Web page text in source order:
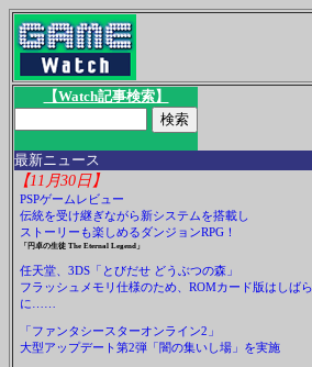
【Watch記事検索】
最新ニュース
【11月30日】
PSPゲームレビュー
伝統を受け継ぎながら新システムを搭載し
ストーリーも楽しめるダンジョンRPG！
「円卓の生徒 The Eternal Legend」
任天堂、3DS「とびだせ どうぶつの森」
フラッシュメモリ仕様のため、ROMカード版はしば
に……
「ファンタシースターオンライン2」
大型アップデート第2弾「闇の集いし場」を実施